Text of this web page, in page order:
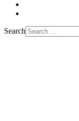
Search